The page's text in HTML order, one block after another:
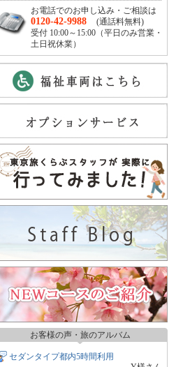
お電話でのお申し込み・ご相談は
0120-42-9988 (通話料無料)
受付 10:00～15:00（平日のみ営業・
土日祝休業）
お客様の声・旅のアルバム
セダンタイプ都内5時間利用